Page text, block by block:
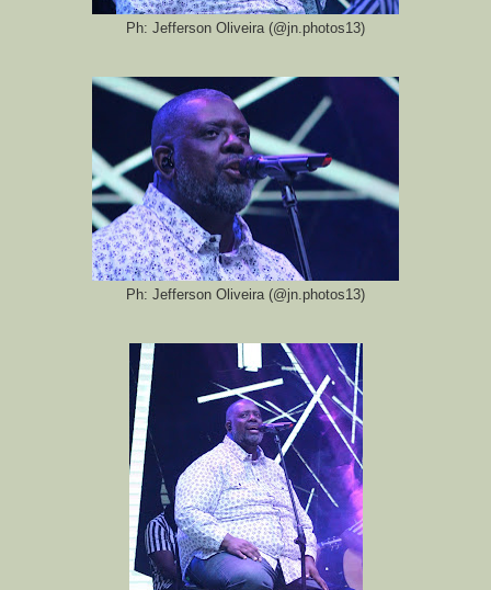
Ph: Jefferson Oliveira (@jn.photos13)
Ph: Jefferson Oliveira (@jn.photos13)